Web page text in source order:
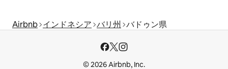
Airbnb インドネシア バリ州 バドゥン県
© 2026 Airbnb, Inc.